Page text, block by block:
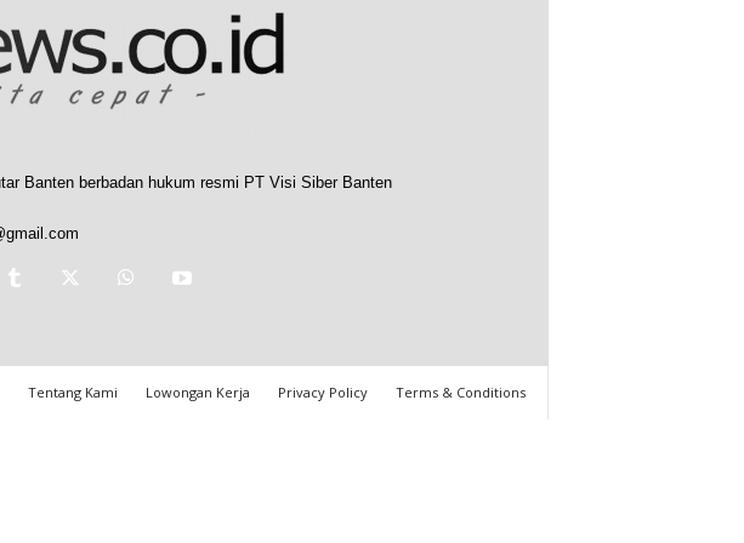
Banten berbadan hukum resmi PT Visi Siber Banten
Tentang Kami Lowongan Kerja Privacy Policy Terms & Conditions